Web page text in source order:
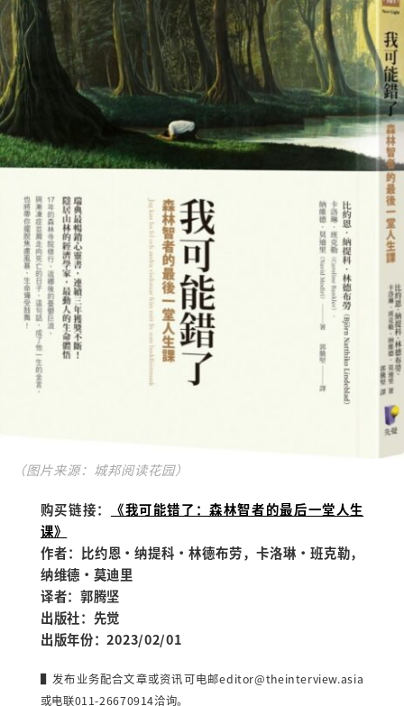
（图片来源：城邦阅读花园）
购买链接：
《我可能错了：森林智者的最后一堂人生
课》
作者：比约恩·纳提科·林德布劳，卡洛琳·班克勒，
纳维德·莫迪里
译者：郭腾坚
出版社：先觉
出版年份：2023/02/01
▌发布业务配合文章或资讯可电邮editor@theinterview.asia
或电联011-26670914洽询。